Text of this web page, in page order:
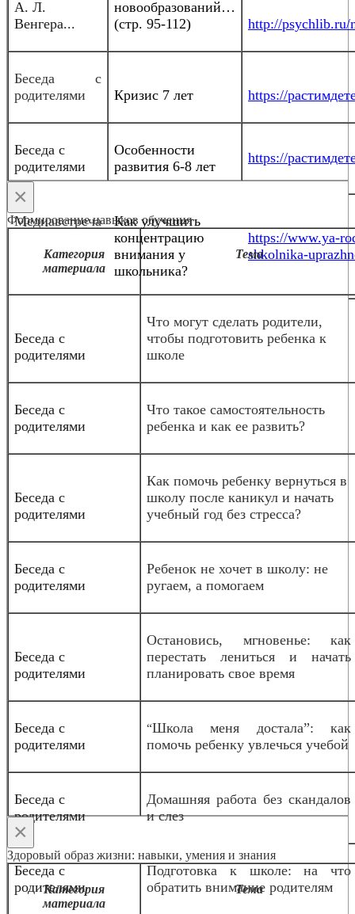
А. Л.
Венгера...
новообразований…
(стр. 95-112)
http://psychlib.ru/
Беседа с
родителями
Кризис 7 лет https://
Беседа с
родителями
Особенности
развития 6-8 лет
https://
Медиавстреча
Как улучшить
концентрацию
внимания у
школьника?
https://www.ya-
shkolnika-
×
Формирование навыков обучения
Категория
материала
Тема
Беседа с
родителями
Что могут сделать родители,
чтобы подготовить ребенка к
школе
Беседа с
родителями
Что такое самостоятельность
ребенка и как ее развить?
Беседа с
родителями
Как помочь ребенку вернуться в
школу после каникул и начать
учебный год без стресса?
Беседа с
родителями
Ребенок не хочет в школу: не
ругаем, а помогаем
Беседа с
родителями
Остановись, мгновенье: как
перестать лениться и начать
планировать свое время
Беседа с
родителями
“Школа меня достала”: как
помочь ребенку увлечься учебой
Беседа с
родителями
Домашняя работа без скандалов
и слез
Беседа с
родителями
Подготовка к школе: на что
обратить внимание родителям
×
Здоровый образ жизни: навыки, умения и знания
Категория
материала
Тема